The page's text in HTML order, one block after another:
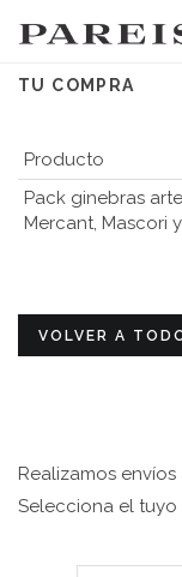
TU COMPRA
Producto
Pack ginebras
Mercant, Mascori
VOLVER A
Realizamos
Selecciona el tuyo